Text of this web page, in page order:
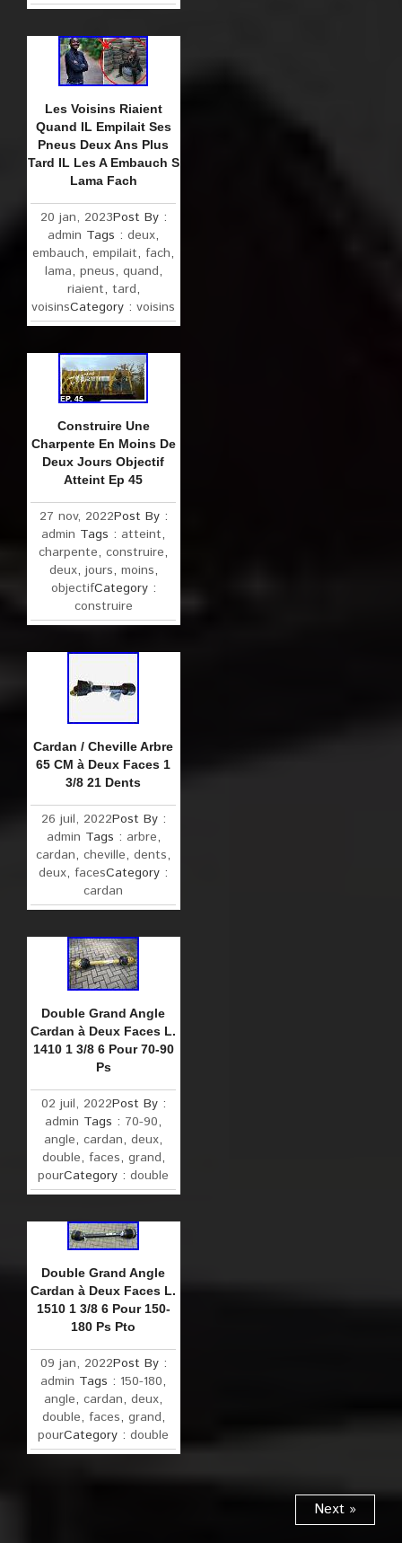
Les Voisins Riaient
Quand IL Empilait Ses
Pneus Deux Ans Plus
Tard IL Les A Embauch S
Lama Fach
20 jan, 2023Post By :
admin Tags :deux,
embauch,empilait,fach,
lama, pneus, quand,
riaient, tard,
voisinsCategory :voisins
Construire Une
Charpente En Moins De
Deux Jours Objectif
Atteint Ep 45
27 nov, 2022Post By :
admin Tags : atteint,
charpente,construire,
deux, jours, moins,
objectifCategory :
construire
Cardan / Cheville Arbre
65 CM à Deux Faces 1
3/8 21 Dents
26 juil, 2022Post By :
admin Tags : arbre,
cardan,cheville,dents,
deux,facesCategory :
cardan
Double Grand Angle
Cardan à Deux Faces L.
1410 1 3/8 6 Pour 70-90
Ps
02 juil, 2022Post By :
admin Tags : 70-90,
angle,cardan,deux,
double, faces, grand,
pourCategory :double
Double Grand Angle
Cardan à Deux Faces L.
1510 1 3/8 6 Pour 150-
180 Ps Pto
09 jan, 2022Post By :
admin Tags : 150-180,
angle,cardan,deux,
double, faces, grand,
pourCategory :double
Next »